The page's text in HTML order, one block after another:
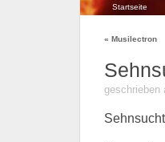
Startseite
« Musilectron
geschrieben
Sehnsucht